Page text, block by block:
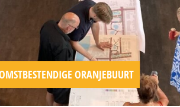
ORANJEBUURT